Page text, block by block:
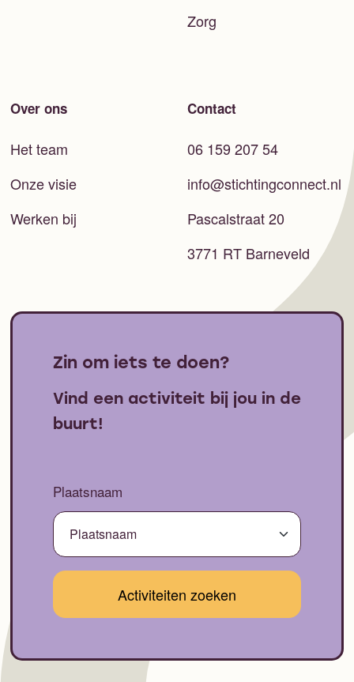
Zorg
Over ons
Het team
Onze visie
Werken bij
Contact
06 159 207 54
info@stichtingconnect.nl
Pascalstraat 20
3771 RT Barneveld
Zin om iets te doen?
Vind een activiteit bij jou in de
buurt!
Plaatsnaam